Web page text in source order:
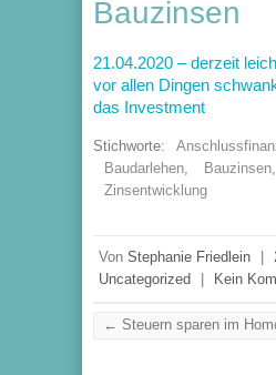
Bauzinsen
21.04.2020 – derzeit
vor allen Dingen
das Investment
Stichworte:
Baudarlehen, Bauzinsen,
Zinsentwicklung
Von Stephanie Friedlein
Uncategorized
Kein
← Steuern sparen im